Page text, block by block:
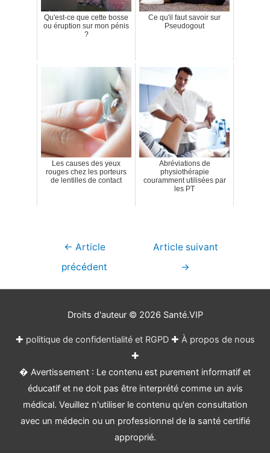
Qu'est-ce que cette bosse
ou éruption sur mon pénis
?
Ce qu'il faut savoir sur
Pseudogout
Les causes des yeux
rouges chez les porteurs
de lentilles de contact
Abréviations de
physiothérapie
couramment utilisées par
les PT
Navigation
← Article
précédent
Article suivant
→
Droits d'auteur © 2026 Santé.VIP
✚ politique de confidentialité et RGPD✚ À propos de nous
✚
� Avertissement : Le contenu est purement informatif et
éducatif et ne doit pas être interprété comme un avis
médical. Veuillez n'utiliser le contenu qu'en consultation
avec un médecin ou un professionnel de la santé certifié
approprié.